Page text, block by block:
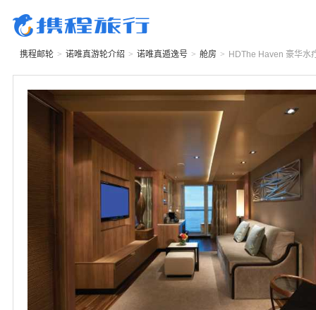
携程邮轮 > 诺唯真游轮介绍 > 诺唯真遁逸号 > 舱房 > HDThe Haven 豪华水